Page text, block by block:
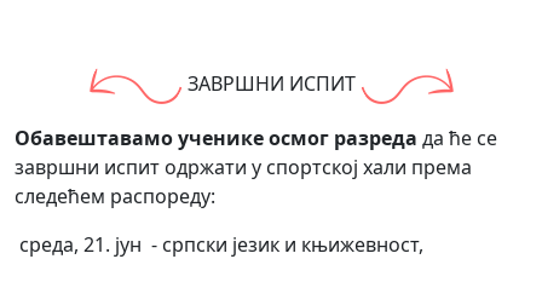
ЗАВРШНИ ИСПИТ
Обавештавамо ученике осмог разреда да ће се
завршни испит одржати у спортској хали према
следећем распореду:
среда, 21. јун - српски језик и књижевност,